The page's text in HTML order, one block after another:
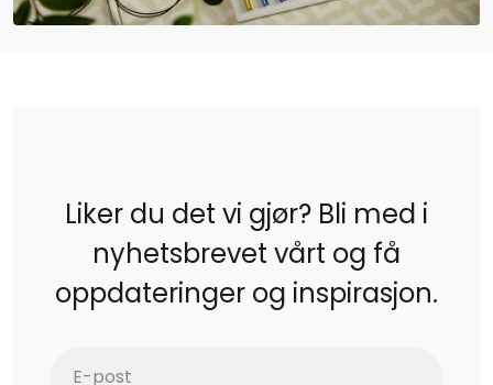
Liker du det vi gjør? Bli med i
nyhetsbrevet vårt og få
oppdateringer og inspirasjon.